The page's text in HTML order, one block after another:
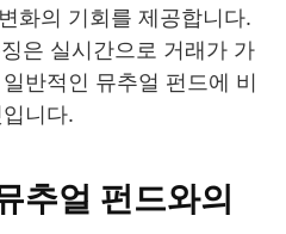
화의 기회를 제공합니다.
은 실시간으로 거래가 가
반적인 뮤추얼 펀드에 비
니다.
추얼 펀드와의